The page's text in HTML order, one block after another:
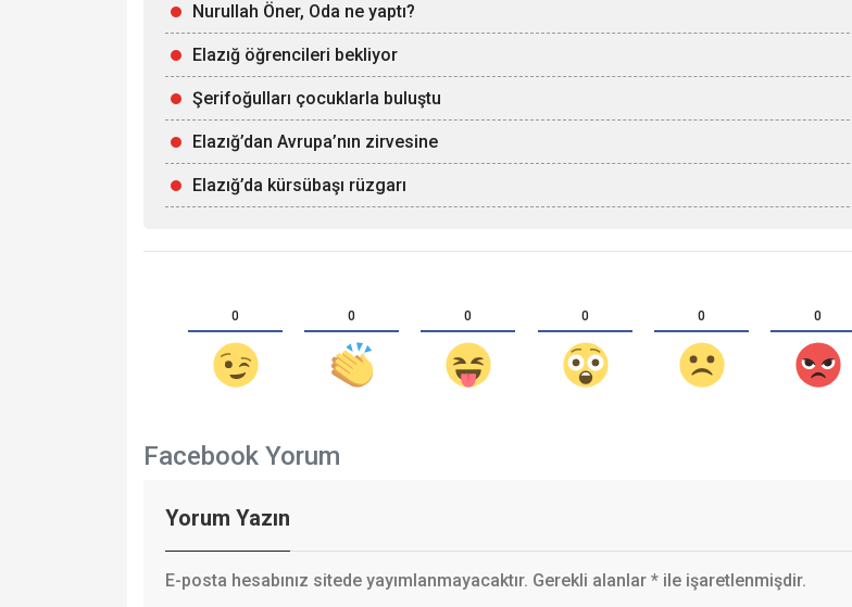
Nurullah Öner, Oda ne yaptı?
Elazığ öğrencileri bekliyor
Şerifoğulları çocuklarla buluştu
Elazığ’dan Avrupa’nın zirvesine
Elazığ’da kürsübaşı rüzgarı
0 0 0 0 0 0
Facebook Yorum
Yorum Yazın
E-posta hesabınız sitede yayımlanmayacaktır. Gerekli alanlar * ile işaretlenmişdir.